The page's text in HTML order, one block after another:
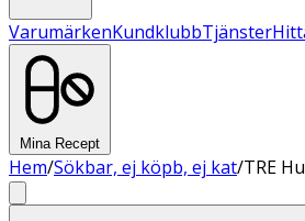
VarumärkenKundklubbTjänster
Mina Recept
Hem/Sökbar, ej köpb, ej kat/TRE